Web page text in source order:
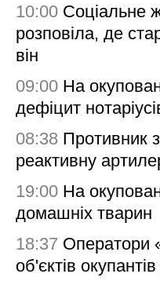
10:00 Соціальне
розповіла, де
він
09:00 На
дефіцит
08:38 Противник
реактивну
19:00 На
домашніх тварин
18:37 Оператори
об'єктів